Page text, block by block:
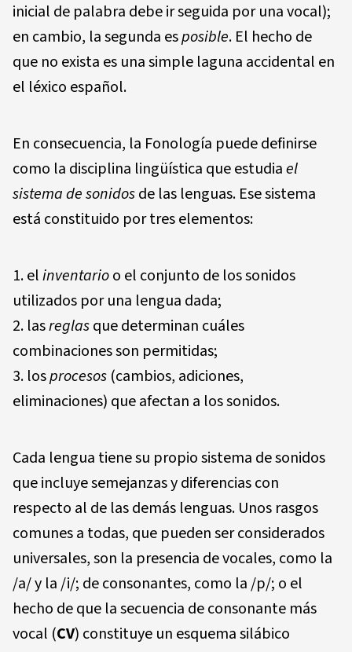
inicial de palabra debe ir seguida por una vocal);
en cambio, la segunda esposible. El hecho de
que no exista es una simple laguna accidental en
el léxico español.
En consecuencia, la Fonología puede definirse
como la disciplina lingüística que estudiael
sistemadesonidosde las lenguas. Ese sistema
está constituido por tres elementos:
elinventarioo el conjunto de los sonidos
utilizados por una lengua dada;
lasreglasque determinan cuáles
combinaciones son permitidas;
losprocesos (cambios, adiciones,
eliminaciones) que afectan a los sonidos.
Cada lengua tiene su propio sistema de sonidos
que incluye semejanzas y diferencias con
respecto al de las demás lenguas. Unos rasgos
comunes a todas, que pueden ser considerados
universales, son la presencia de vocales, como la
/a/ y la /i/; de consonantes, como la /p/; o el
hecho de que la secuencia de consonante más
vocal (CV) constituye un esquema silábico